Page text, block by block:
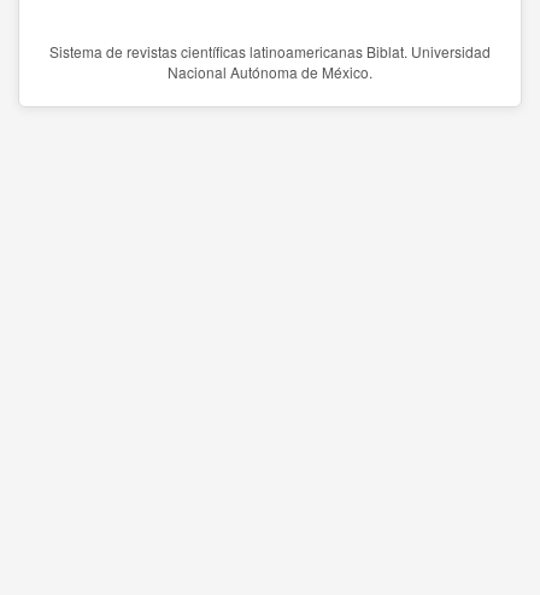
Sistema de revistas científicas latinoamericanas Biblat. Universidad
Nacional Autónoma de México.